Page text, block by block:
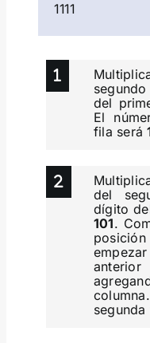
1111
del
El
fila será
del
dígito
101.